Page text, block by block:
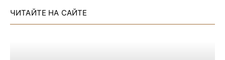
ЧИТАЙТЕ НА САЙТЕ